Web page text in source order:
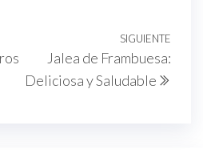
SIGUIENTE
Jalea de Frambuesa:
Deliciosa y Saludable